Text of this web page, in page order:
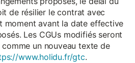
de résilier le contrat avec
moment avant la date effective
Les CGUs modifiés seront
un nouveau texte de
www.holidu.fr/gtc.